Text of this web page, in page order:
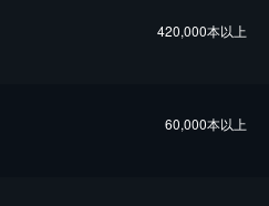
420,000本以上
60,000本以上